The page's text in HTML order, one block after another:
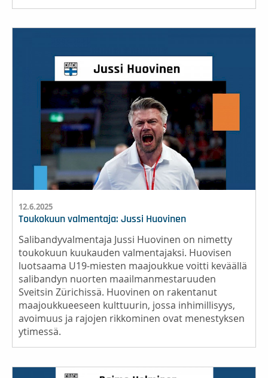
12.6.2025
Toukokuun valmentaja: Jussi Huovinen
Salibandyvalmentaja Jussi Huovinen on nimetty
toukokuun kuukauden valmentajaksi. Huovisen
luotsaama U19-miesten maajoukkue voitti keväällä
salibandyn nuorten maailmanmestaruuden
Sveitsin Zürichissä. Huovinen on rakentanut
maajoukkueeseen kulttuurin, jossa inhimillisyys,
avoimuus ja rajojen rikkominen ovat menestyksen
ytimessä.